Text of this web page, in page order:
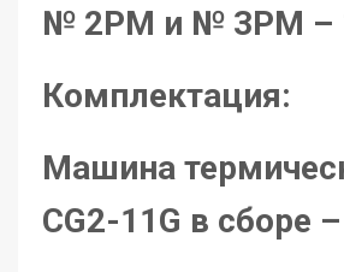
№ 2РМ и № 3РМ –
Комплектация:
Машина
CG2-11G в сборе